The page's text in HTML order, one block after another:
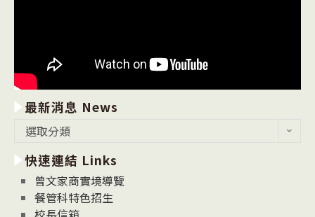
最新消息 News
消
息
News
選取分類
快速連結 Links
曾文家商實境導覽
餐管科特色招生